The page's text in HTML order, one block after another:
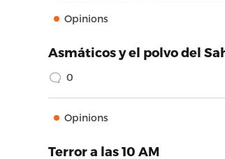
Opinions
Asmáticos y el polvo del
0
Opinions
Terror a las 10 AM